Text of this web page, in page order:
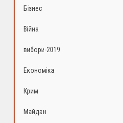
Бізнес
Війна
вибори-2019
Економіка
Крим
Майдан